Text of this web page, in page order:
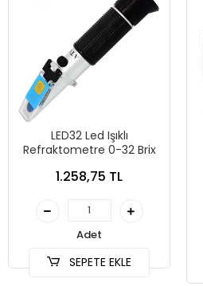
LED32 Led Işıklı
Refraktometre 0-32 Brix
1.258,75 TL
Adet
SEPETE EKLE